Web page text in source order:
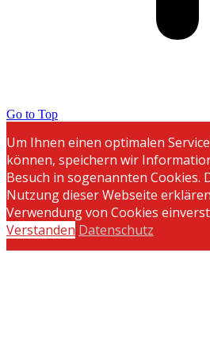
Go to Top
Um Ihnen einen optimalen
können, speichern wir
Besuch in sogenannten Cookies.
Nutzung dieser Webseite
Verwendung von Cookies
Verstanden Datenschutz